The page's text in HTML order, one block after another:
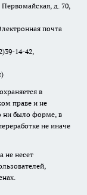
д. 70,
почта
14-42,
в
праве и не
ни было форме, в
не иначе
не несет